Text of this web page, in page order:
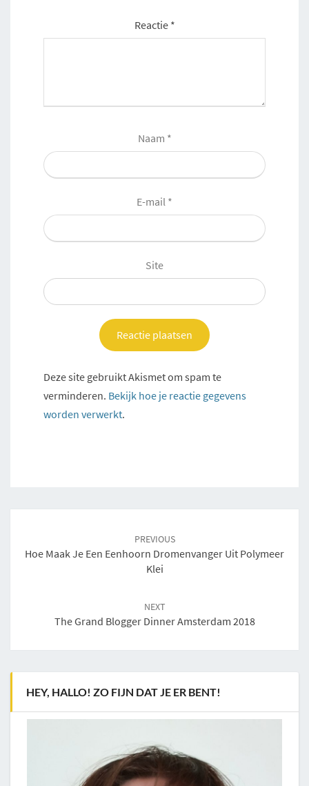
Reactie *
Naam *
E-mail *
Site
Deze site gebruikt Akismet om spam te
verminderen. Bekijk hoe je reactie gegevens
worden verwerkt.
PREVIOUS
Hoe Maak Je Een Eenhoorn Dromenvanger Uit Polymeer
Klei
NEXT
The Grand Blogger Dinner Amsterdam 2018
HEY, HALLO! ZO FIJN DAT JE ER BENT!